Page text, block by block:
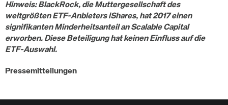
Hinweis: BlackRock, die Muttergesellschaft des
weltgrößten ETF-Anbieters iShares, hat 2017 einen
signifikanten Minderheitsanteil an Scalable Capital
erworben. Diese Beteiligung hat keinen Einfluss auf die
ETF-Auswahl.
Pressemitteilungen